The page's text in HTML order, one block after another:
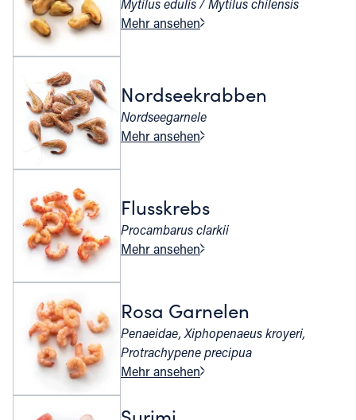
Mytilus edulis / Mytilus chilensis
Mehr ansehen
Nordseekrabben
Nordseegarnele
Mehr ansehen
Flusskrebs
Procambarus clarkii
Mehr ansehen
Rosa Garnelen
Penaeidae, Xiphopenaeus kroyeri,
Protrachypene precipua
Mehr ansehen